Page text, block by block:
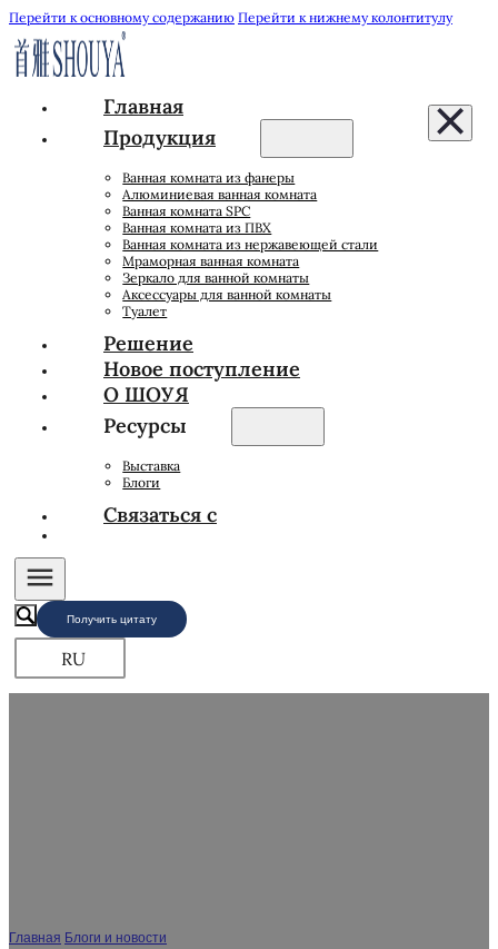
Перейти к основному содержанию Перейти к нижнему колонтитулу
Главная
Продукция
Ванная комната из фанеры
Алюминиевая ванная комната
Ванная комната SPC
Ванная комната из ПВХ
Ванная комната из нержавеющей стали
Мраморная ванная комната
Зеркало для ванной комнаты
Аксессуары для ванной комнаты
Туалет
Решение
Новое поступление
О ШОУЯ
Ресурсы
Выставка
Блоги
Связаться с
Получить цитату
RU
Главная Блоги и новости